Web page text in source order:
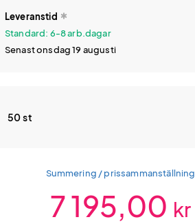
Leveranstid
Standard: 6-8 arb.dagar
Senast onsdag 19 augusti
50 st
Summering / prissammanställning
7 195,00 kr